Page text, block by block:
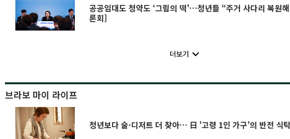
공공임대도 청약도 ‘그림의 떡'…청년들 “주거 사다리 복원
론회]
더보기
브라보 마이 라이프
청년보다 술·디저트 더 찾아… 日 '고령 1인 가구'의 반전 식